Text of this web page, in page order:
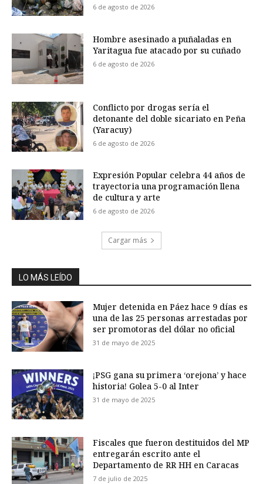
6 de agosto de 2026
Hombre asesinado a puñaladas en
Yaritagua fue atacado por su cuñado
6 de agosto de 2026
Conflicto por drogas sería el
detonante del doble sicariato en Peña
(Yaracuy)
6 de agosto de 2026
Expresión Popular celebra 44 años de
trayectoria una programación llena
de cultura y arte
6 de agosto de 2026
Cargar más
LO MÁS LEÍDO
Mujer detenida en Páez hace 9 días es
una de las 25 personas arrestadas por
ser promotoras del dólar no oficial
31 de mayo de 2025
¡PSG gana su primera ‘orejona’ y hace
historia! Golea 5-0 al Inter
31 de mayo de 2025
Fiscales que fueron destituidos del MP
entregarán escrito ante el
Departamento de RR HH en Caracas
7 de julio de 2025